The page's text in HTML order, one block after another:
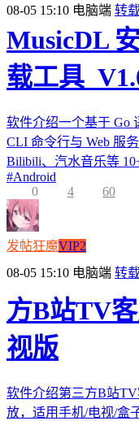
08-05 15:10 电脑端 转
MusicDL
载工具
软件介绍一个基于 Go
CLI 命令行与 Web 服
Bilibili、汽水音乐等
#Android
0
4 60
发帖狂魔VIP2
08-05 15:10 电脑端 转
方B站TV
视版
软件介绍第三方B站
放，适用手机/电视/盒